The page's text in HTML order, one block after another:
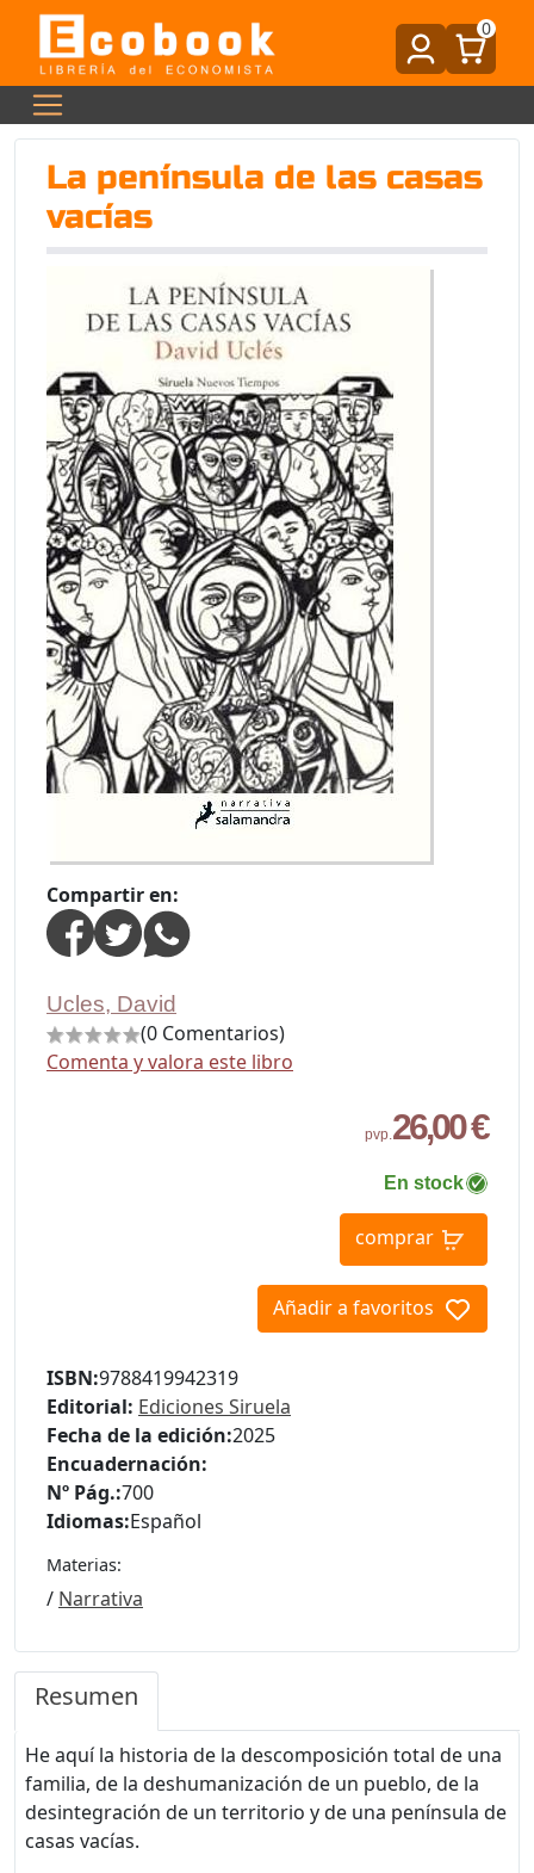
0
La península de las casas
vacías
Compartir en:
Ucles, David
(0 Comentarios)
Comenta y valora este libro
pvp.26,00 €
En stock
comprar
Añadir a favoritos
ISBN:9788419942319
Editorial: Ediciones Siruela
Fecha de la edición:2025
Encuadernación:
Nº Pág.:700
Idiomas:Español
Materias:
/ Narrativa
Resumen
He aquí la historia de la descomposición total de una
familia, de la deshumanización de un pueblo, de la
desintegración de un territorio y de una península de
casas vacías.